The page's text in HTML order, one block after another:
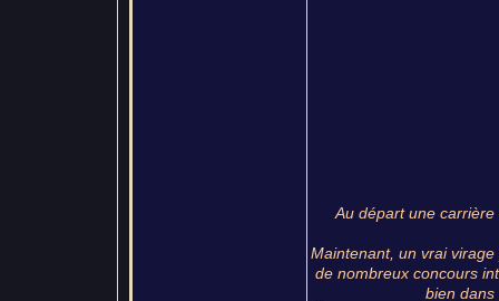
Au départ une
Maintenant, un vrai
de nombreux concours
bien